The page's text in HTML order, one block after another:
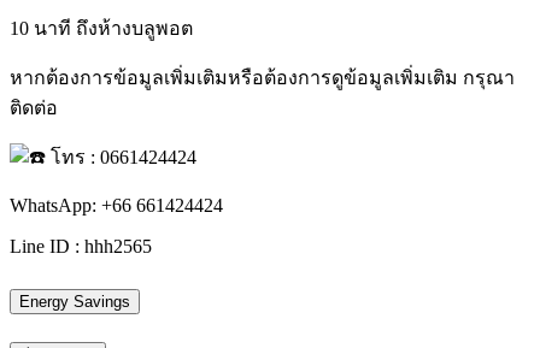
10 นาที ถึงห้างบลูพอต
หากต้องการข้อมูลเพิ่มเติมหรือต้องการดูข้อมูลเพิ่มเติม กรุณา
ติดต่อ
โทร : 0661424424
WhatsApp: +66 661424424
Line ID : hhh2565
Energy Savings